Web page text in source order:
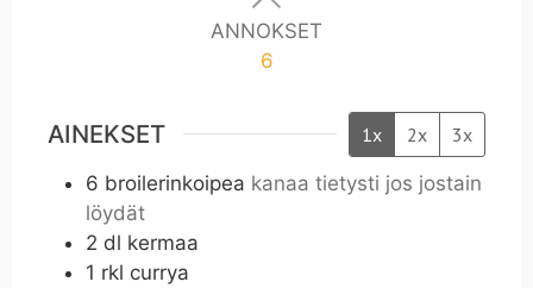
ANNOKSET
6
AINEKSET 1x 2x 3x
6 broilerinkoipea kanaa tietysti jos jostain
löydät
2 dl kermaa
1 rkl currya